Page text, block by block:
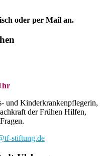
oder per Mail an.
und Kinderkrankenpflegerin,
der Frühen Hilfen,
stiftung.de